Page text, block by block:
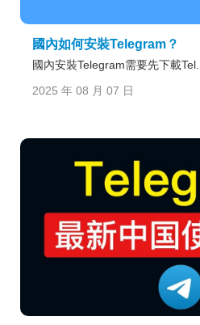
國內如何安裝Telegram？
國內安裝Telegram需要先下載Tel...
2025 年 08 月 07 日